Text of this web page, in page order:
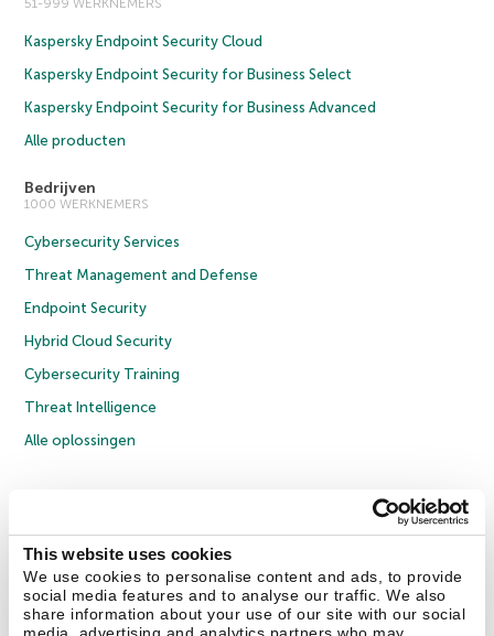
This website uses cookies
We use cookies to personalise content and ads, to provide
social media features and to analyse our traffic. We also
share information about your use of our site with our social
51-999 WERKNEMERS
Kaspersky Endpoint Security Cloud
Kaspersky Endpoint Security for Business Select
Kaspersky Endpoint Security for Business Advanced
Alle producten
Bedrijven
1000 WERKNEMERS
Cybersecurity Services
Threat Management and Defense
Endpoint Security
Hybrid Cloud Security
Cybersecurity Training
Threat Intelligence
Alle oplossingen
Privacybeleid
Licentieovereenkomst B2B
Contact Us Over ons Partners Blog Resource Center
Persberichten
Vertrouwen in Kaspersky